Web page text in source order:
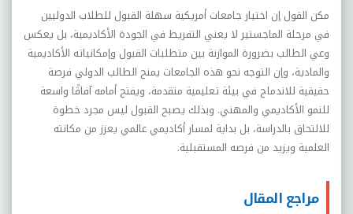
مكن القول إن اختيار جامعات أمريكية سهلة القبول للطلاب الدوليين
في مرحلة الماجستير لا يعني التفريط في الجودة الأكاديمية، بل يعكس
وعي الطالب بضرورة الموازنة بين متطلبات القبول وإمكانياته الأكاديمية
والمادية، وإن التوجه نحو هذه الجامعات يمنح الطالب الدولي فرصة
حقيقية للاندماج في بيئة تعليمية متقدمة، ويفتح أمامه آفاقًا واسعة
للنمو الأكاديمي والمهني. وبذلك يصبح القبول ليس مجرد خطوة
للالتحاق بالدراسة، بل بداية لمسار أكاديمي عالمي يعزز من مكانته
العلمية ويزيد من فرصه المستقبلية.
مراجع المقال